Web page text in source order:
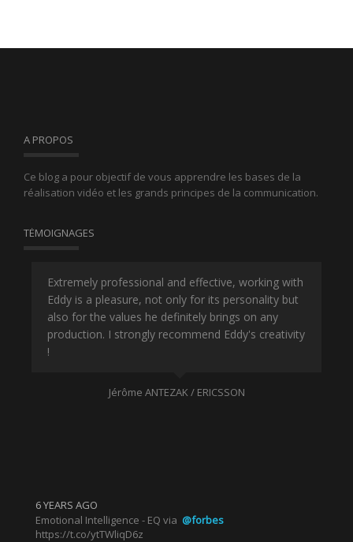
A PROPOS
Ce blog a pour objectif de vous apprendre les bases de la
réalisation vidéo et les grands principes de la communication.
TÉMOIGNAGES
Extremely professional and effective, working with
Eddy is a pleasure, not only for its personality but
also for the values he definitely brings on any
production. I strongly recommend Eddy's creativity
!
Jérôme ANTEZAK / ERICSSON
6 YEARS AGO
Emotional Intelligence - EQ via @forbes
https://t.co/ytTWliqD6z